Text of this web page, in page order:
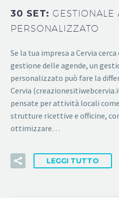
30 SET:GESTIONALE
PERSONALIZZATO
Se la tua impresa a Cervia
gestione delle agende, un
personalizzato può fare la
Cervia
pensate per attività locali
strutture ricettive e officine,
ottimizzare…
LEGGI TUTTO